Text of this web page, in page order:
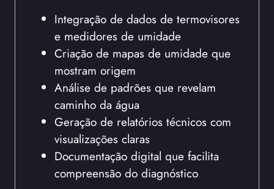
Integração de dados de termovisores
e medidores de umidade
Criação de mapas de umidade que
mostram origem
Análise de padrões que revelam
caminho da água
Geração de relatórios técnicos com
visualizações claras
Documentação digital que facilita
compreensão do diagnóstico